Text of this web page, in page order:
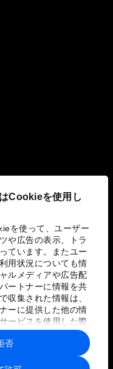
Cookieを使用し
を使って、ユーザー
や広告の表示、トラ
ています。またユー
用状況についても情
ルメディアや広告配
ートナーに情報を共
収集された情報は、
ーに提供した他の情
ービスを使用した際
み合わされ、各パー
れることがありま
否
利用規約